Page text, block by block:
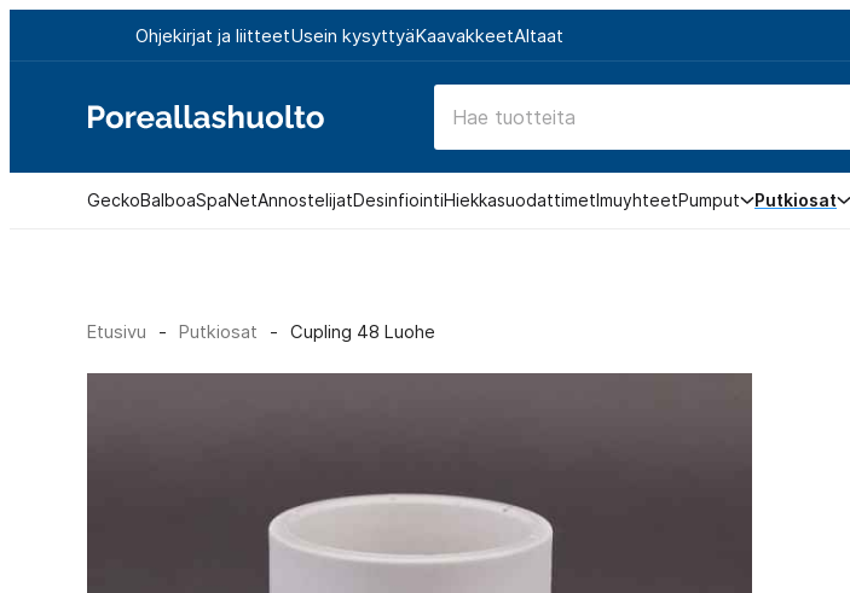
sisältöön
Ohjekirjat ja liitteetUsein kysyttyäKaavakkeetAltaat
Poreallashuolto
GeckoBalboaSpaNetAnnostelijatDesinfiointiHiekkasuodattimetImuyhteetPumput Putkiosat
Etusivu - Putkiosat - Cupling 48 Luohe